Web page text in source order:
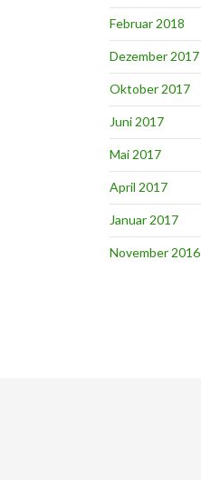
Februar 2018
Dezember 2017
Oktober 2017
Juni 2017
Mai 2017
April 2017
Januar 2017
November 2016